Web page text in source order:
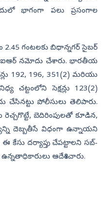
భాగంగా పలు ప్రసంగాల
గంటలకు బిధాన్నగర్ సైబర్
నమోదు చేశారు. భారతీయ
192, 196, 351(2) మరియు
చట్టంలోని సెక్షన్లు 123(2)
పోలీసులు తెలిపారు.
బెదిరింపులతో కూడిన,
దెబ్బతీసే విధంగా ఉన్నాయని
కేసు దర్యాప్తు చేపట్టాలని సబ్-
ఆదేశించారు.